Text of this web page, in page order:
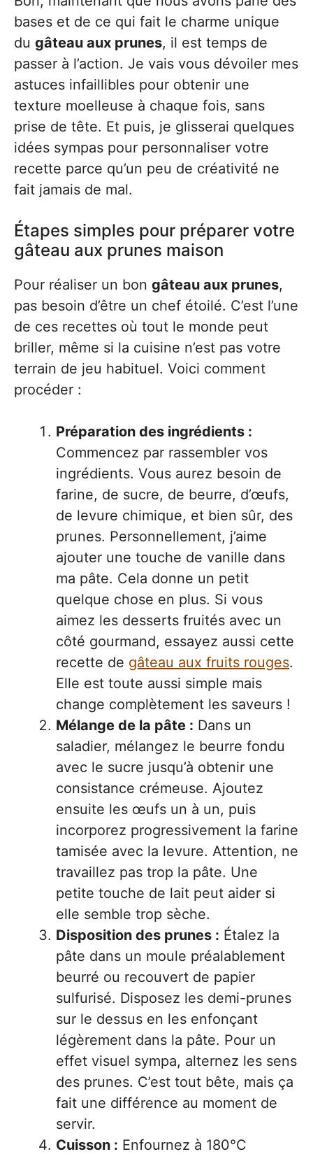
bases et de ce qui fait le charme unique
du gâteau aux prunes, il est temps de
passer à l’action. Je vais vous dévoiler mes
astuces infaillibles pour obtenir une
texture moelleuse à chaque fois, sans
prise de tête. Et puis, je glisserai quelques
idées sympas pour personnaliser votre
recette parce qu’un peu de créativité ne
fait jamais de mal.
Étapes simples pour préparer votre
gâteau aux prunes maison
Pour réaliser un bon gâteau aux prunes,
pas besoin d’être un chef étoilé. C’est l’une
de ces recettes où tout le monde peut
briller, même si la cuisine n’est pas votre
terrain de jeu habituel. Voici comment
procéder :
Préparation des ingrédients :
Commencez par rassembler vos
ingrédients. Vous aurez besoin de
farine, de sucre, de beurre, d’œufs,
de levure chimique, et bien sûr, des
prunes. Personnellement, j’aime
ajouter une touche de vanille dans
ma pâte. Cela donne un petit
quelque chose en plus. Si vous
aimez les desserts fruités avec un
côté gourmand, essayez aussi cette
recette de gâteau aux fruits rouges.
Elle est toute aussi simple mais
change complètement les saveurs !
Mélange de la pâte : Dans un
saladier, mélangez le beurre fondu
avec le sucre jusqu’à obtenir une
consistance crémeuse. Ajoutez
ensuite les œufs un à un, puis
incorporez progressivement la farine
tamisée avec la levure. Attention, ne
travaillez pas trop la pâte. Une
petite touche de lait peut aider si
elle semble trop sèche.
Disposition des prunes : Étalez la
pâte dans un moule préalablement
beurré ou recouvert de papier
sulfurisé. Disposez les demi-prunes
sur le dessus en les enfonçant
légèrement dans la pâte. Pour un
effet visuel sympa, alternez les sens
des prunes. C’est tout bête, mais ça
fait une différence au moment de
servir.
Cuisson : Enfournez à 180°C